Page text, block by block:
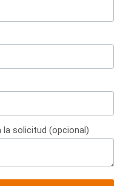
la solicitud (opcional)